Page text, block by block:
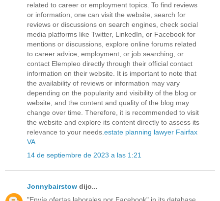
related to career or employment topics. To find reviews
or information, one can visit the website, search for
reviews or discussions on search engines, check social
media platforms like Twitter, LinkedIn, or Facebook for
mentions or discussions, explore online forums related
to career advice, employment, or job searching, or
contact Elempleo directly through their official contact
information on their website. It is important to note that
the availability of reviews or information may vary
depending on the popularity and visibility of the blog or
website, and the content and quality of the blog may
change over time. Therefore, it is recommended to visit
the website and explore its content directly to assess its
relevance to your needs. estate planning lawyer Fairfax
VA
14 de septiembre de 2023 a las 1:21
Jonnybairstow dijo...